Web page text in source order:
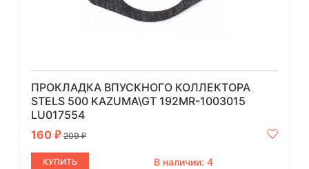
ПРОКЛАДКА ВПУСКНОГО КОЛЛЕКТОРА
STELS 500 KAZUMA\GT 192MR-1003015
LU017554
160 ₽ 209₽
КУПИТЬ В наличии: 4